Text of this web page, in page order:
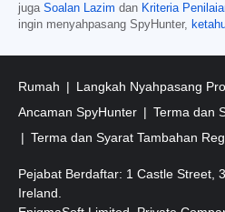
juga Soalan Lazim dan Kriteria
ingin menyahpasang SpyHunter,
Rumah Langkah Nyahpasang
Ancaman SpyHunter
Terma dan
Terma dan Syarat Tambahan
Pejabat Berdaftar: 1 Castle Street,
Ireland.